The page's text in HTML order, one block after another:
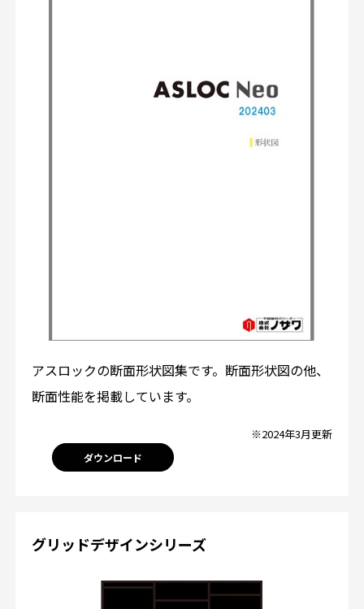
アスロックの断面形状図集です。断面形状図の他、
断面性能を掲載しています。
※2024年3月更新
ダウンロード
グリッドデザインシリーズ